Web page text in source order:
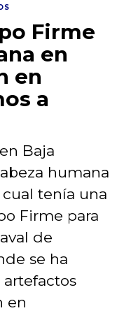
Firme
en
en
a
Baja
humana
tenía una
Firme para
de
se ha
en